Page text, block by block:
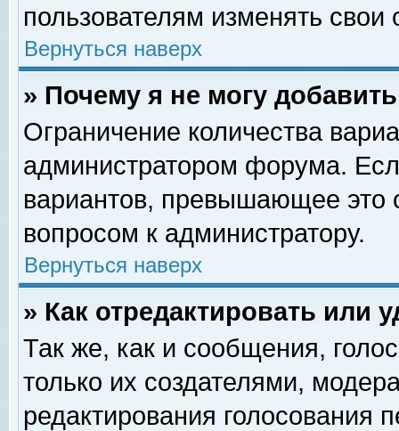
пользователям изменять свои
Вернуться наверх
» Почему я не могу
Ограничение количества
администратором форума.
вариантов, превышающее это
вопросом к администратору.
Вернуться наверх
» Как отредактировать или
Так же, как и сообщения,
только их создателями,
редактирования голосования